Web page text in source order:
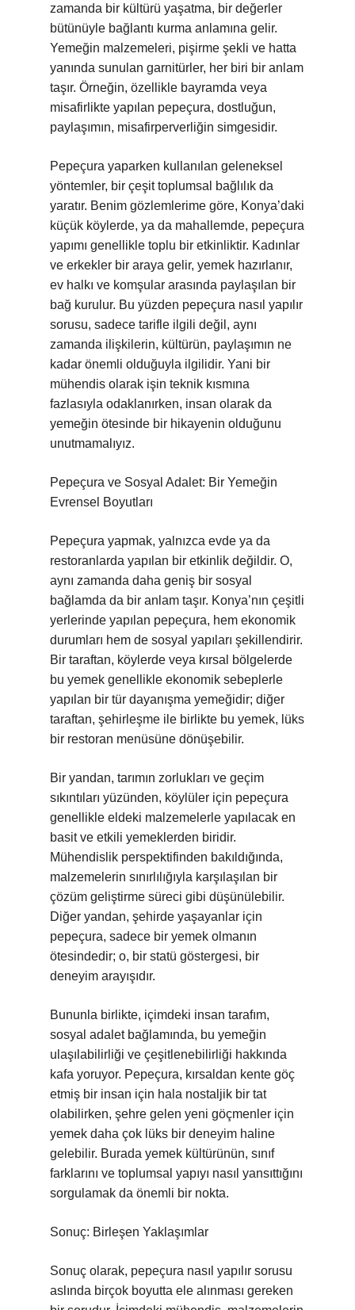
zamanda bir kültürü yaşatma, bir değerler
bütünüyle bağlantı kurma anlamına gelir.
Yemeğin malzemeleri, pişirme şekli ve hatta
yanında sunulan garnitürler, her biri bir anlam
taşır. Örneğin, özellikle bayramda veya
misafirlikte yapılan pepeçura, dostluğun,
paylaşımın, misafirperverliğin simgesidir.
Pepeçura yaparken kullanılan geleneksel
yöntemler, bir çeşit toplumsal bağlılık da
yaratır. Benim gözlemlerime göre, Konya’daki
küçük köylerde, ya da mahallemde, pepeçura
yapımı genellikle toplu bir etkinliktir. Kadınlar
ve erkekler bir araya gelir, yemek hazırlanır,
ev halkı ve komşular arasında paylaşılan bir
bağ kurulur. Bu yüzden pepeçura nasıl yapılır
sorusu, sadece tarifle ilgili değil, aynı
zamanda ilişkilerin, kültürün, paylaşımın ne
kadar önemli olduğuyla ilgilidir. Yani bir
mühendis olarak işin teknik kısmına
fazlasıyla odaklanırken, insan olarak da
yemeğin ötesinde bir hikayenin olduğunu
unutmamalıyız.
Pepeçura ve Sosyal Adalet: Bir Yemeğin
Evrensel Boyutları
Pepeçura yapmak, yalnızca evde ya da
restoranlarda yapılan bir etkinlik değildir. O,
aynı zamanda daha geniş bir sosyal
bağlamda da bir anlam taşır. Konya’nın çeşitli
yerlerinde yapılan pepeçura, hem ekonomik
durumları hem de sosyal yapıları şekillendirir.
Bir taraftan, köylerde veya kırsal bölgelerde
bu yemek genellikle ekonomik sebeplerle
yapılan bir tür dayanışma yemeğidir; diğer
taraftan, şehirleşme ile birlikte bu yemek, lüks
bir restoran menüsüne dönüşebilir.
Bir yandan, tarımın zorlukları ve geçim
sıkıntıları yüzünden, köylüler için pepeçura
genellikle eldeki malzemelerle yapılacak en
basit ve etkili yemeklerden biridir.
Mühendislik perspektifinden bakıldığında,
malzemelerin sınırlılığıyla karşılaşılan bir
çözüm geliştirme süreci gibi düşünülebilir.
Diğer yandan, şehirde yaşayanlar için
pepeçura, sadece bir yemek olmanın
ötesindedir; o, bir statü göstergesi, bir
deneyim arayışıdır.
Bununla birlikte, içimdeki insan tarafım,
sosyal adalet bağlamında, bu yemeğin
ulaşılabilirliği ve çeşitlenebilirliği hakkında
kafa yoruyor. Pepeçura, kırsaldan kente göç
etmiş bir insan için hala nostaljik bir tat
olabilirken, şehre gelen yeni göçmenler için
yemek daha çok lüks bir deneyim haline
gelebilir. Burada yemek kültürünün, sınıf
farklarını ve toplumsal yapıyı nasıl yansıttığını
sorgulamak da önemli bir nokta.
Sonuç: Birleşen Yaklaşımlar
Sonuç olarak, pepeçura nasıl yapılır sorusu
aslında birçok boyutta ele alınması gereken